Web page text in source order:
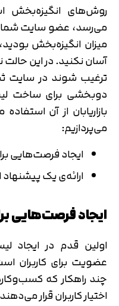
روش‌های انگیزه‌بخش
می‌رسد، عضو سایت
میزان انگیزه‌بخش
آسان نکنید. در این حالت
ترغیب شوند در سایت
دوبخشی برای ساخت
بازاریابان از آن
می‌پردازیم:
ایجاد فرصت‌هایی
ارائه‌ی یک
ایجاد فرصت‌هایی
اولین قدم در ایجاد
عضویت برای کاربران
چند راهکار که
اختیار کاربران قرار